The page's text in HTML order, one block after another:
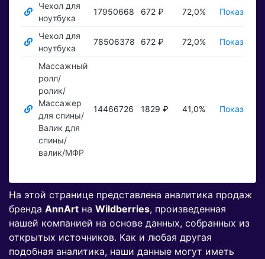
Чехол для
ноутбука
17950668 672 ₽ 72,0% Показать ₽
Чехол для
ноутбука
78506378 672 ₽ 72,0% Показать ₽
Массажный
ролл/
ролик/
Массажер
для спины/
Валик для
спины/
валик/МФР
14466726 1829 ₽ 41,0% Показать ₽
На этой странице представлена аналитика продаж
бренда AnnArt на Wildberries, произведенная
нашей компанией на основе данных, собранных из
открытых источников. Как и любая другая
подобная аналитика, наши данные могут иметь